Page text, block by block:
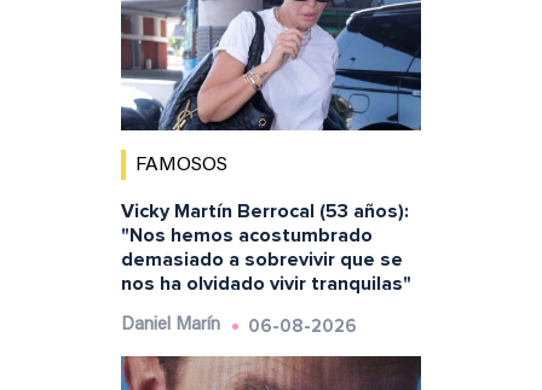
FAMOSOS
Vicky Martín Berrocal (53 años):
"Nos hemos acostumbrado
demasiado a sobrevivir que se
nos ha olvidado vivir tranquilas"
Daniel Marín 06-08-2026